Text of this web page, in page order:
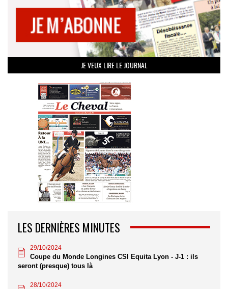
JE VEUX LIRE LE JOURNAL
LES DERNIÈRES MINUTES
29/10/2024
Coupe du Monde Longines CSI Equita Lyon - J-1 : ils
seront (presque) tous là
28/10/2024